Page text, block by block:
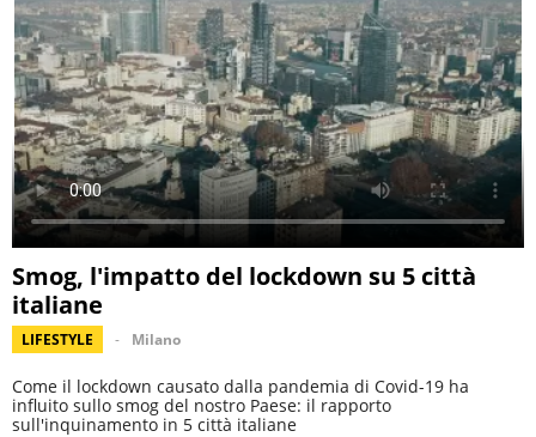
Smog, l'impatto del lockdown su 5 città
italiane
LIFESTYLE Milano
Come il lockdown causato dalla pandemia di Covid-19 ha
influito sullo smog del nostro Paese: il rapporto
sull'inquinamento in 5 città italiane